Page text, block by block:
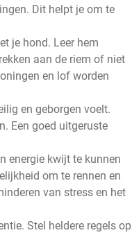
Dit helpt je om te
je hond. Leer hem
aan de riem of niet
en lof worden
en geborgen voelt.
Een goed uitgeruste
energie kwijt te kunnen
om te rennen en
van stress en het
Stel heldere regels op